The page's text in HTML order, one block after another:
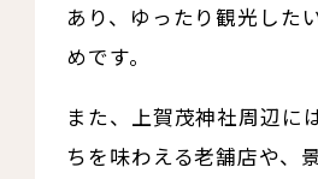
あり、ゆったり観光した
めです。
また、上賀茂神社周辺に
ちを味わえる老舗店や、